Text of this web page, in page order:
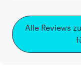
Alle Reviews